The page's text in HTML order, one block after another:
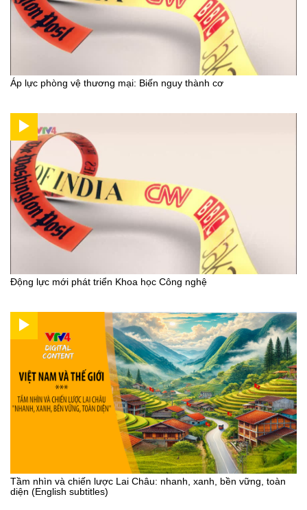
Áp lực phòng vệ thương mại: Biến nguy thành cơ
Động lực mới phát triển Khoa học Công nghệ
Tầm nhìn và chiến lược Lai Châu: nhanh, xanh, bền vững, toàn
diện (English subtitles)